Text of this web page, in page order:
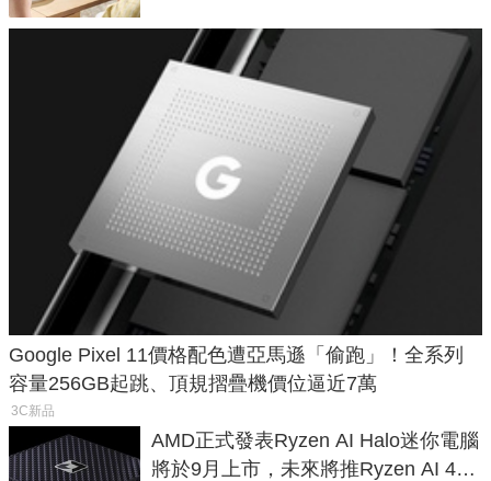
Google Pixel 11價格配色遭亞馬遜「偷跑」！全系列
容量256GB起跳、頂規摺疊機價位逼近7萬
3C新品
AMD正式發表Ryzen AI Halo迷你電腦
將於9月上市，未來將推Ryzen AI 400